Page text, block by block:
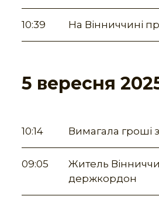
10:39 На Вінниччині
5 вересня
10:14 Вимагала гроші
09:05
Житель
держкордон